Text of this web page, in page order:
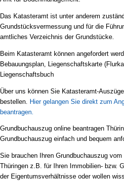
Das Katasteramt ist unter anderem
Grundstücksvermessung und für die
amtliches Verzeichnis der Grundstücke.
Beim Katasteramt können angefordert
Bebauungsplan, Liegenschaftskarte
Liegenschaftsbuch
Über uns können Sie Katasteramt-
bestellen. Hier gelangen Sie direkt zum
beantragen.
Grundbuchauszug online beantragen
Grundbuchauszug einfach und bequem
Sie brauchen Ihren Grundbuchauszug
Thüringen z.B. für Ihren Immobilien- bzw.
der Eigentumsverhältnisse oder wollen